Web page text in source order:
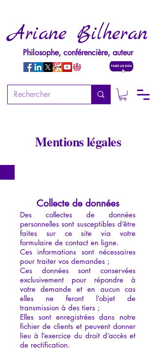
Ariane Bilheran
Philosophe, conférencière, auteur
Mentions légales
Collecte de données
Des collectes de données
personnelles sont susceptibles d’être
faites sur ce site via votre
formulaire de contact en ligne.
Ces informations sont nécessaires
pour traiter vos demandes ;
Ces données sont conservées
exclusivement pour répondre à
votre demande et en aucun cas
elles ne feront l’objet de
transmission à des tiers ;
Elles sont enregistrées dans notre
fichier de clients et peuvent donner
lieu à l’exercice du droit d’accès et
de rectification.